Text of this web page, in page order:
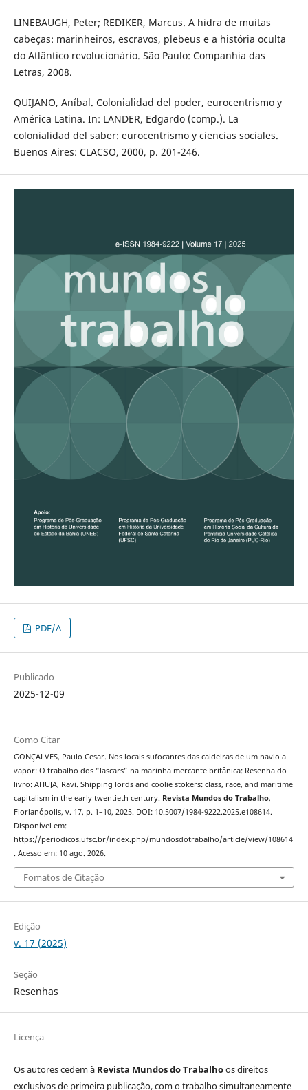
LINEBAUGH, Peter; REDIKER, Marcus. A hidra de muitas
cabeças: marinheiros, escravos, plebeus e a história oculta
do Atlântico revolucionário. São Paulo: Companhia das
Letras, 2008.
QUIJANO, Aníbal. Colonialidad del poder, eurocentrismo y
América Latina. In: LANDER, Edgardo (comp.). La
colonialidad del saber: eurocentrismo y ciencias sociales.
Buenos Aires: CLACSO, 2000, p. 201-246.
PDF/A
Publicado
2025-12-09
Como Citar
GONÇALVES, Paulo Cesar. Nos locais sufocantes das caldeiras de um navio a
vapor: O trabalho dos “lascars” na marinha mercante britânica: Resenha do
livro: AHUJA, Ravi. Shipping lords and coolie stokers: class, race, and maritime
capitalism in the early twentieth century. Revista Mundos do Trabalho,
Florianópolis, v. 17, p. 1–10, 2025. DOI: 10.5007/1984-9222.2025.e108614.
Disponível em:
https://periodicos.ufsc.br/index.php/mundosdotrabalho/article/view/108614
. Acesso em: 10 ago. 2026.
Fomatos de Citação
Edição
v. 17 (2025)
Seção
Resenhas
Licença
Os autores cedem à Revista Mundos do Trabalhoos direitos
exclusivos de primeira publicação, com o trabalho simultaneamente